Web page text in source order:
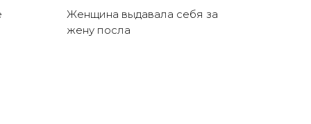
Женщина выдавала себя за
жену посла